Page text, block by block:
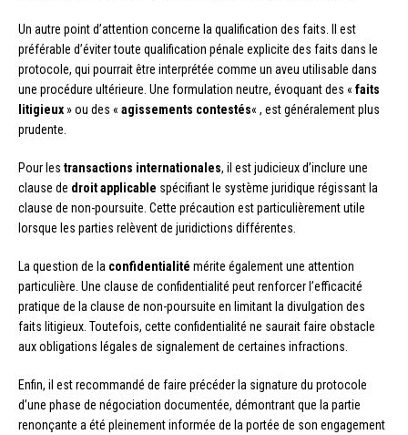
Un autre point d’attention concerne la qualification des faits. Il est
préférable d’éviter toute qualification pénale explicite des faits dans le
protocole, qui pourrait être interprétée comme un aveu utilisable dans
une procédure ultérieure. Une formulation neutre, évoquant des « faits
litigieux» ou des « agissements contestés« , est généralement plus
prudente.
Pour les transactions internationales, il est judicieux d’inclure une
clause de droit applicable spécifiant le système juridique régissant la
clause de non-poursuite. Cette précaution est particulièrement utile
lorsque les parties relèvent de juridictions différentes.
La question de la confidentialité mérite également une attention
particulière. Une clause de confidentialité peut renforcer l’efficacité
pratique de la clause de non-poursuite en limitant la divulgation des
faits litigieux. Toutefois, cette confidentialité ne saurait faire obstacle
aux obligations légales de signalement de certaines infractions.
Enfin, il est recommandé de faire précéder la signature du protocole
d’une phase de négociation documentée, démontrant que la partie
renonçante a été pleinement informée de la portée de son engagement